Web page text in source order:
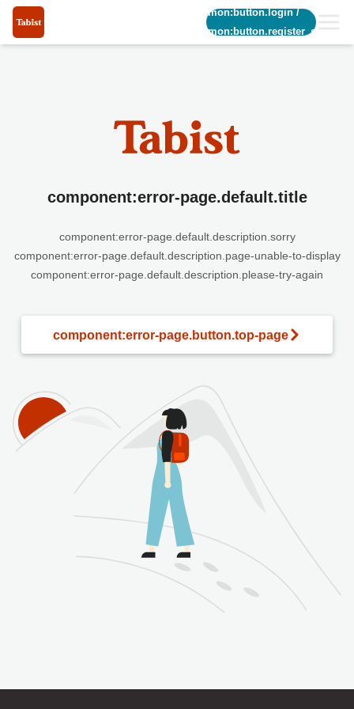
common:button.login/
common:button.register_short
component:error-page.default.title
component:error-page.default.description.sorry
component:error-page.default.description.page-unable-to-display
component:error-page.default.description.please-try-again
component:error-page.button.top-page